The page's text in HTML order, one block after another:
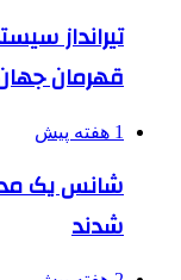
تیرانداز
قهرمان
1 هفته پیش
شدند